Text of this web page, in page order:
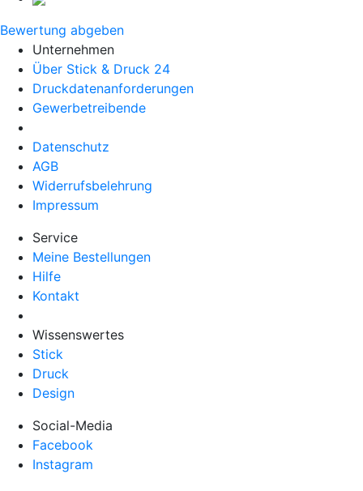
Bewertung abgeben
Unternehmen
Über Stick & Druck 24
Druckdatenanforderungen
Gewerbetreibende
Datenschutz
AGB
Widerrufsbelehrung
Impressum
Service
Meine Bestellungen
Hilfe
Kontakt
Wissenswertes
Stick
Druck
Design
Social-Media
Facebook
Instagram